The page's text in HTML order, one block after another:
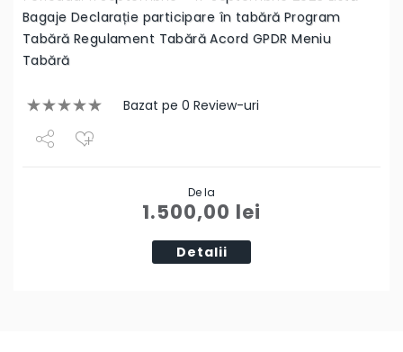
Bagaje Declarație participare în tabără Program
Tabără Regulament Tabără Acord GPDR Meniu
Tabără
Bazat pe 0 Review-uri
De la
1.500,00 lei
Detalii